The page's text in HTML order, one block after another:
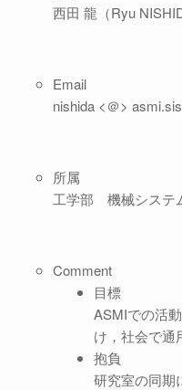
西田 龍（Ryu
Email
nishida <＠>
所属
工学部 機械システ
Comment
目標
ASMIでの活
け，社会で通
抱負
研究室の同期